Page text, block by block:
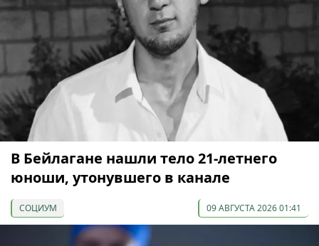
В Бейлагане нашли тело 21-летнего
юноши, утонувшего в канале
СОЦИУМ 09 АВГУСТА 2026 01:41